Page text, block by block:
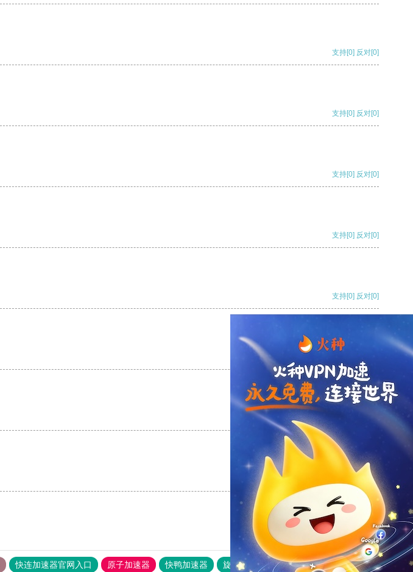
支持[0] 反对[0]
支持[0] 反对[0]
支持[0] 反对[0]
支持[0] 反对[0]
支持[0] 反对[0]
反对
反对[0]
快连加速器官网入口 原子加速器 快鸭加速器 旋风加速度器 外网网址导航 软件中心